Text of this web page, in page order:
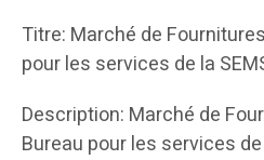
Titre: Marché de
pour les services de la
Description: Marché de
Bureau pour les services de